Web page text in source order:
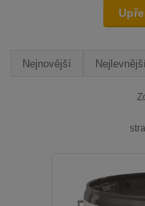
Nejnovější Nejlevnější